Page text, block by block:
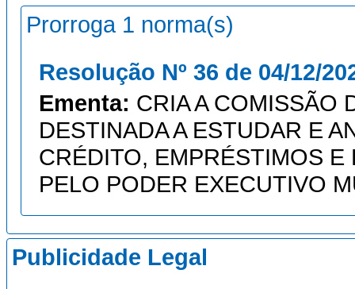
Prorroga 1 norma(s)
Resolução Nº 36 de 04/12/
Ementa: CRIA A COMISSÃO
DESTINADA A ESTUDAR E
CRÉDITO, EMPRÉSTIMOS
PELO PODER EXECUTIVO
Publicidade Legal